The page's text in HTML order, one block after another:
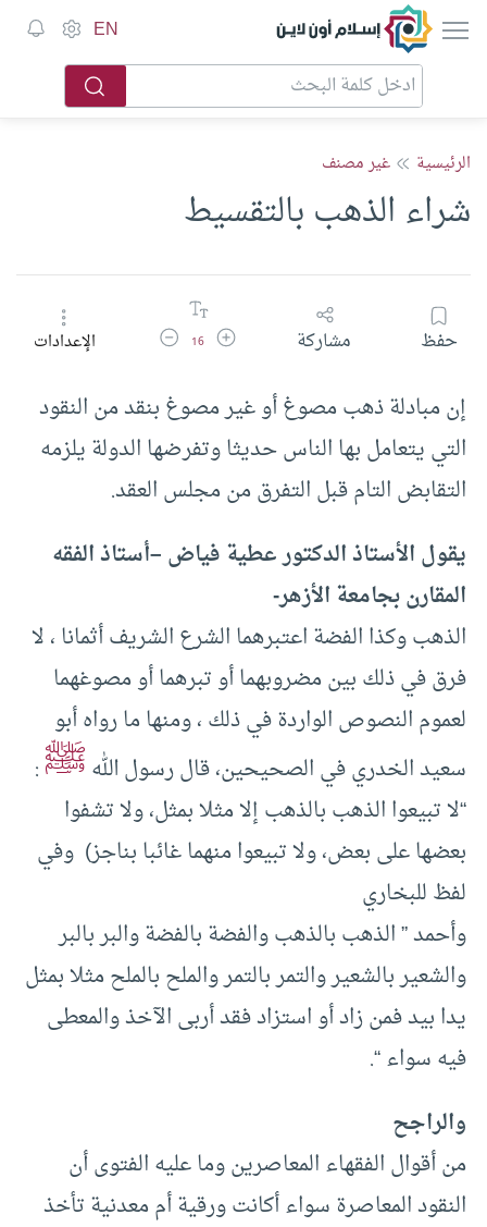
إسلام أون لاين EN
الرئيسية غير مصنف
شراء الذهب بالتقسيط
حفظ مشاركة زيادة حجم الخط
16 تقليل حجم الخطالإعدادات
إن مبادلة ذهب مصوغ أو غير مصوغ بنقد من النقود
التي يتعامل بها الناس حديثا وتفرضها الدولة يلزمه
التقابض التام قبل التفرق من مجلس العقد.
يقول الأستاذ الدكتور عطية فياض –أستاذ الفقه
المقارن بجامعة الأزهر-
الذهب وكذا الفضة اعتبرهما الشرع الشريف أثمانا ، لا
فرق في ذلك بين مضروبهما أو تبرهما أو مصوغهما
لعموم النصوص الواردة في ذلك ، ومنها ما رواه أبو
سعيد الخدري في الصحيحين، قال رسول اللهﷺ:
“لا تبيعوا الذهب بالذهب إلا مثلا بمثل، ولا تشفوا
بعضها على بعض، ولا تبيعوا منهما غائبا بناجز) وفي
لفظ للبخاري
وأحمد ” الذهب بالذهب والفضة بالفضة والبر بالبر
والشعير بالشعير والتمر بالتمر والملح بالملح مثلا بمثل
يدا بيد فمن زاد أو استزاد فقد أربى الآخذ والمعطى
فيه سواء “.
والراجح
من أقوال الفقهاء المعاصرين وما عليه الفتوى أن
النقود المعاصرة سواء أكانت ورقية أم معدنية تأخذ